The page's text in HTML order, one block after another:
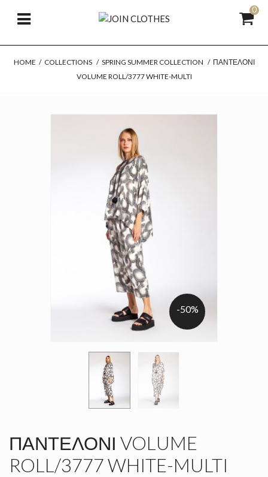
0
HOME / COLLECTIONS / SPRING SUMMER COLLECTION / ΠΑΝΤΕΛΌΝΙ
VOLUME ROLL/3777 WHITE-MULTI
-50%
ΠΑΝΤΕΛΌΝΙ VOLUME
ROLL/3777 WHITE-MULTI